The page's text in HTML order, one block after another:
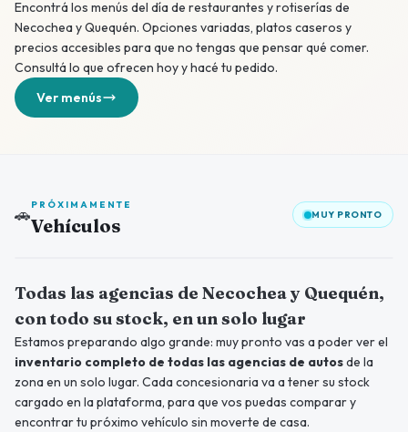
Encontrá los menús del día de restaurantes y rotiserías de
Necochea y Quequén. Opciones variadas, platos caseros y
precios accesibles para que no tengas que pensar qué comer.
Consultá lo que ofrecen hoy y hacé tu pedido.
Ver menús
🚗PRÓXIMAMENTE
Vehículos MUY PRONTO
Próximamente
Todas las agencias de Necochea y Quequén,
con todo su stock, en un solo lugar
Estamos preparando algo grande: muy pronto vas a poder ver el
inventario completo de todas las agencias de autosde la
zona en un solo lugar. Cada concesionaria va a tener su stock
cargado en la plataforma, para que vos puedas comparar y
encontrar tu próximo vehículo sin moverte de casa.